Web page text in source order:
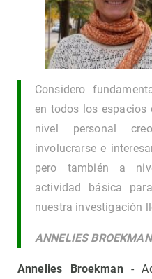
Considero
en todos los espacios
nivel personal
involucrarse e
pero también a
actividad básica
nuestra investigación
ANNELIES BROEKMAN
Annelies Broekman-